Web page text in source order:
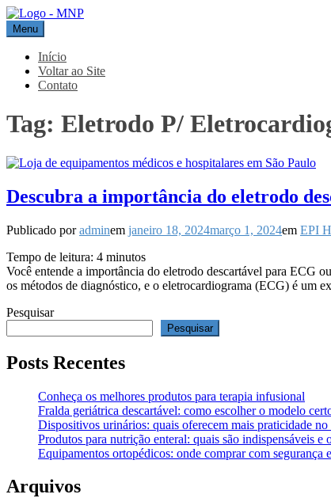
Pular
para
o
conteúdo
MNP
Blog
Menu
Início
Voltar ao Site
Contato
Tag: Eletrodo P/
Descubra a importância do eletrodo
Publicado poradminem janeiro 18, 2024março 1, 2024em EPI
Tempo de leitura: 4 minutos
Você entende a importância do eletrodo descartável para ECG
os métodos de diagnóstico, e o eletrocardiograma (ECG) é um
Pesquisar
Pesquisar
Posts Recentes
Conheça os melhores produtos para terapia infusional
Fralda geriátrica descartável: como escolher o modelo
Dispositivos urinários: quais oferecem mais praticidade no
Produtos para nutrição enteral: quais são indispensáveis e
Equipamentos ortopédicos: onde comprar com segurança
Arquivos